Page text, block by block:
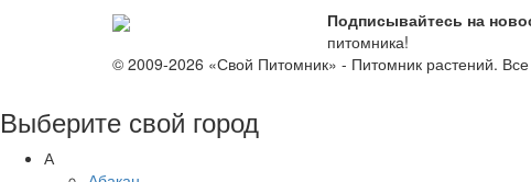
Подписывайтесь на
питомника!
© 2009-2026 «Свой Питомник» - Питомник растений.
Выберите свой город
А